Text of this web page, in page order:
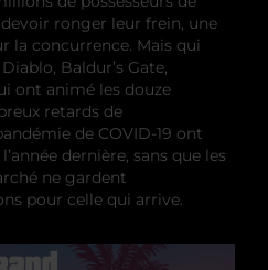
ronger leur frein, une
la concurrence. Mais qui
Baldur’s Gate,
ont animé les douze
retards de
de COVID-19 ont
dernière, sans que les
ne gardent
pour celle qui arrive.